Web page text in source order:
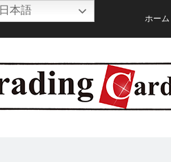
ホーム
日本語